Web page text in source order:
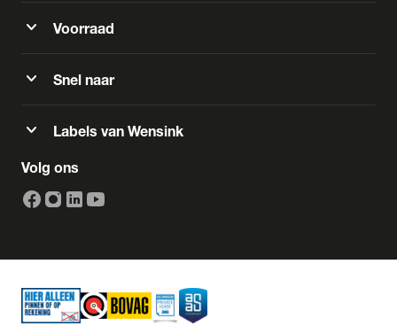
expand_more Voorraad
expand_more Snel naar
expand_more Labels van Wensink
Volg ons